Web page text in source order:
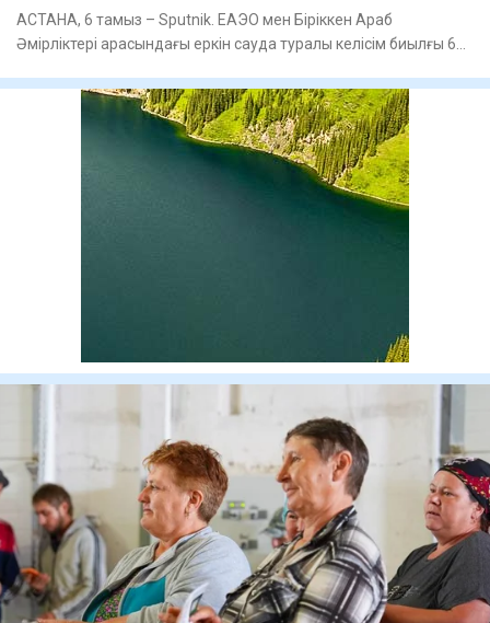
АСТАНА, 6 тамыз – Sputnik. ЕАЭО мен Біріккен Араб
Әмірліктері арасындағы еркін сауда туралы келісім биылғы 6